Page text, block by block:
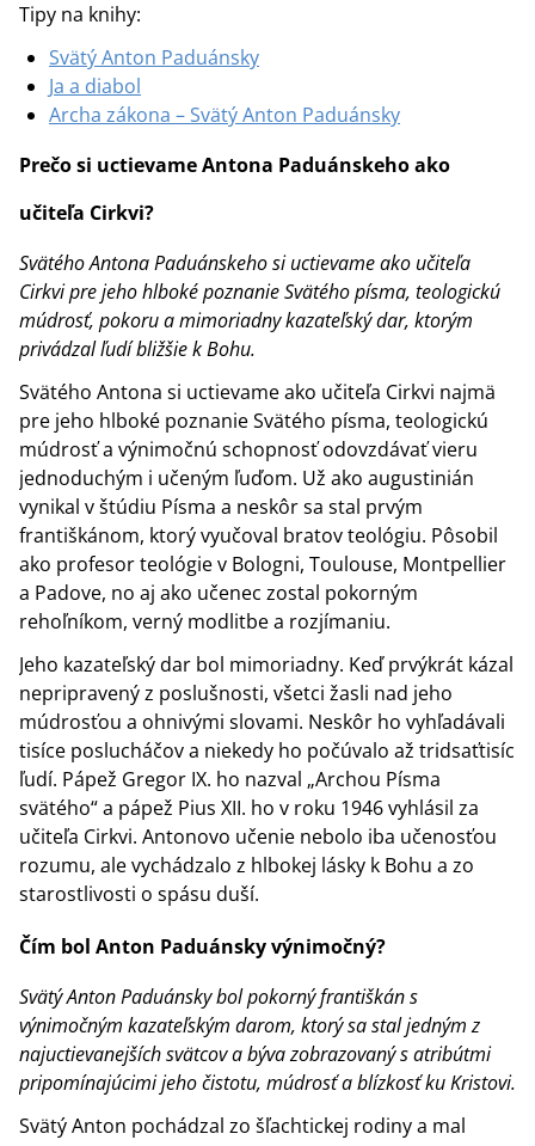
Tipy na knihy:
Svätý Anton Paduánsky
Ja a diabol
Archa zákona – Svätý Anton Paduánsky
Prečo si uctievame Antona Paduánskeho ako
učiteľa Cirkvi?
Svätého Antona Paduánskeho si uctievame ako učiteľa
Cirkvi pre jeho hlboké poznanie Svätého písma, teologickú
múdrosť, pokoru a mimoriadny kazateľský dar, ktorým
privádzal ľudí bližšie k Bohu.
Svätého Antona si uctievame ako učiteľa Cirkvi najmä
pre jeho hlboké poznanie Svätého písma, teologickú
múdrosť a výnimočnú schopnosť odovzdávať vieru
jednoduchým i učeným ľuďom. Už ako augustinián
vynikal v štúdiu Písma a neskôr sa stal prvým
františkánom, ktorý vyučoval bratov teológiu. Pôsobil
ako profesor teológie v Bologni, Toulouse, Montpellier
a Padove, no aj ako učenec zostal pokorným
rehoľníkom, verný modlitbe a rozjímaniu.
Jeho kazateľský dar bol mimoriadny. Keď prvýkrát kázal
nepripravený z poslušnosti, všetci žasli nad jeho
múdrosťou a ohnivými slovami. Neskôr ho vyhľadávali
tisíce poslucháčov a niekedy ho počúvalo až tridsaťtisíc
ľudí. Pápež Gregor IX. ho nazval „Archou Písma
svätého“ a pápež Pius XII. ho v roku 1946 vyhlásil za
učiteľa Cirkvi. Antonovo učenie nebolo iba učenosťou
rozumu, ale vychádzalo z hlbokej lásky k Bohu a zo
starostlivosti o spásu duší.
Čím bol Anton Paduánsky výnimočný?
Svätý Anton Paduánsky bol pokorný františkán s
výnimočným kazateľským darom, ktorý sa stal jedným z
najuctievanejších svätcov a býva zobrazovaný s atribútmi
pripomínajúcimi jeho čistotu, múdrosť a blízkosť ku Kristovi.
Svätý Anton pochádzal zo šľachtickej rodiny a mal